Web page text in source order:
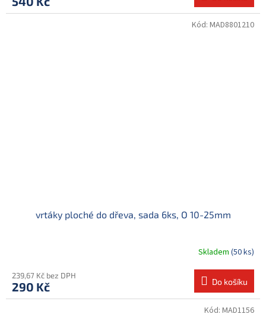
vrtáky ploché do dřeva, sada 6ks, O 10-25mm
Skladem (50 ks)
239,67 Kč bez DPH
290 Kč Do košíku
Kód: MAD8801210
Kód: MAD1156